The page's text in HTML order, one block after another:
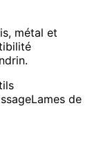
métal et
Lames de